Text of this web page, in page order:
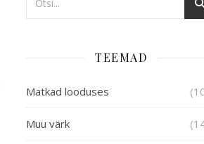
TEEMAD
Matkad looduses
Muu värk